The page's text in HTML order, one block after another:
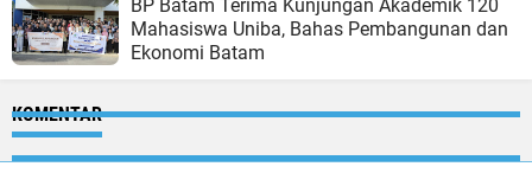
BP Batam Terima Kunjungan Akademik 120
Mahasiswa Uniba, Bahas Pembangunan dan
Ekonomi Batam
KOMENTAR